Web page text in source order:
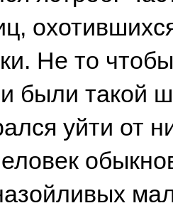
Не то
были такой
уйти от